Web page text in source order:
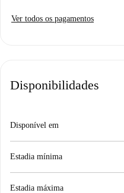
Ver todos os pagamentos
Disponibilidades
Disponível em
Estadia mínima
Estadia máxima